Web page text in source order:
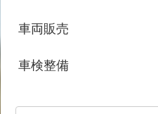
車両販売
車検整備